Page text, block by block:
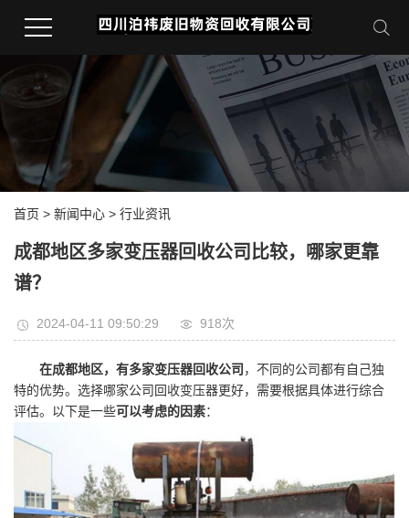
首页 > 新闻中心 > 行业资讯
成都地区多家变压器回收公司比较，哪家更靠
谱？
2024-04-11 09:50:29 918次
在成都地区，有多家变压器回收公司 ，不同的公司都有自己独
特的优势。选择哪家公司回收变压器更好，需要根据具体进行综合
评估。以下是一些可以考虑的因素：